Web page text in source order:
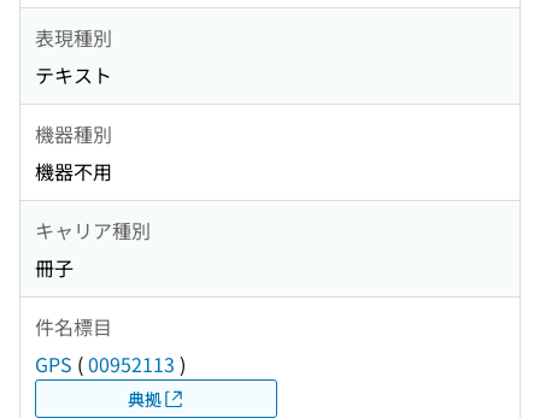
表現種別
テキスト
機器種別
機器不用
キャリア種別
冊子
件名標目
GPS (00952113 )
典拠